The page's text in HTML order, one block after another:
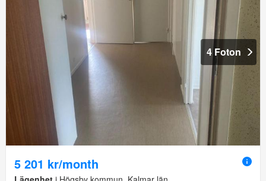
4 Foton
5 201 kr/month